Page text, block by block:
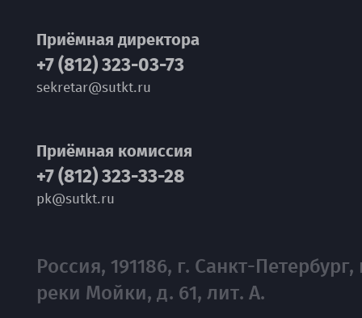
Приёмная директора
+7 (812) 323-03-73
sekretar@sutkt.ru
Приёмная комиссия
+7 (812) 323-33-28
pk@sutkt.ru
Россия, 191186, г. Санкт-Петербург,
реки Мойки, д. 61, лит. А.